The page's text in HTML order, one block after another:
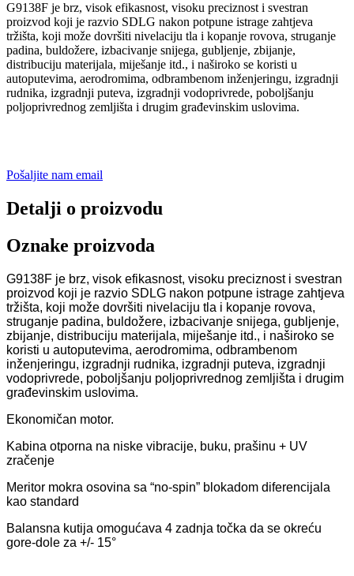
G9138F je brz, visok efikasnost, visoku preciznost i svestran
proizvod koji je razvio SDLG nakon potpune istrage zahtjeva
tržišta, koji može dovršiti nivelaciju tla i kopanje rovova, struganje
padina, buldožere, izbacivanje snijega, gubljenje, zbijanje,
distribuciju materijala, miješanje itd., i naširoko se koristi u
autoputevima, aerodromima, odbrambenom inženjeringu, izgradnji
rudnika, izgradnji puteva, izgradnji vodoprivrede, poboljšanju
poljoprivrednog zemljišta i drugim građevinskim uslovima.
Pošaljite nam email
Detalji o proizvodu
Oznake proizvoda
G9138F je brz, visok efikasnost, visoku preciznost i svestran
proizvod koji je razvio SDLG nakon potpune istrage zahtjeva
tržišta, koji može dovršiti nivelaciju tla i kopanje rovova,
struganje padina, buldožere, izbacivanje snijega, gubljenje,
zbijanje, distribuciju materijala, miješanje itd., i naširoko se
koristi u autoputevima, aerodromima, odbrambenom
inženjeringu, izgradnji rudnika, izgradnji puteva, izgradnji
vodoprivrede, poboljšanju poljoprivrednog zemljišta i drugim
građevinskim uslovima.
Ekonomičan motor.
Kabina otporna na niske vibracije, buku, prašinu + UV
zračenje
Meritor mokra osovina sa “no-spin” blokadom diferencijala
kao standard
Balansna kutija omogućava 4 zadnja točka da se okreću
gore-dole za +/- 15°